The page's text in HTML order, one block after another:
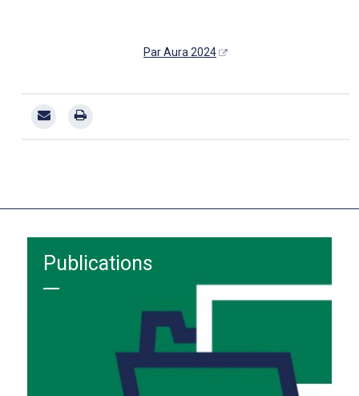
Par Aura 2024
Publications